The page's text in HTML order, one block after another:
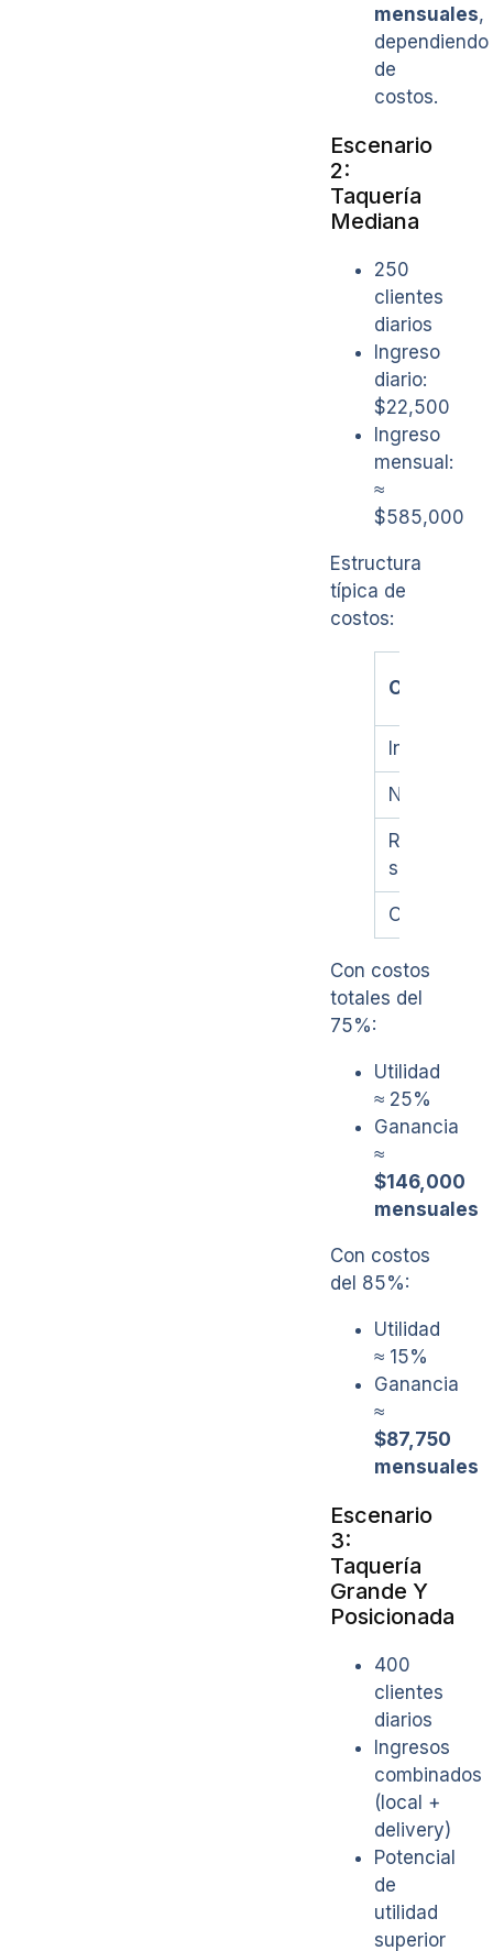
mensuales,
dependiendo
de
costos.
Escenario
2:
Taquería
Mediana
250
clientes
diarios
Ingreso
diario:
$22,500
Ingreso
mensual:
≈
$585,000
Estructura
típica de
costos:
Concepto
Insumos
Nómina
Renta y
servicios
Otros
Con costos
totales del
75%:
Utilidad
≈ 25%
Ganancia
≈
$146,000
mensuales
Con costos
del 85%:
Utilidad
≈ 15%
Ganancia
≈
$87,750
mensuales
Escenario
3:
Taquería
Grande Y
Posicionada
400
clientes
diarios
Ingresos
combinados
(local +
delivery)
Potencial
de
utilidad
superior